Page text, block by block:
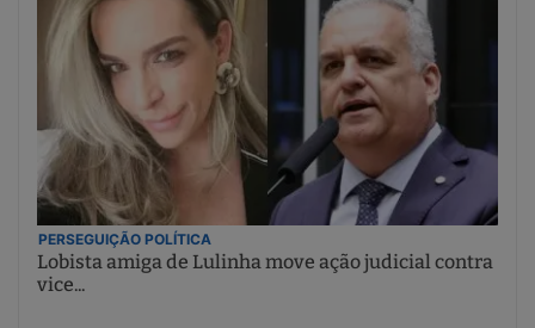
PERSEGUIÇÃO POLÍTICA
Lobista amiga de Lulinha move ação judicial contra
vice...